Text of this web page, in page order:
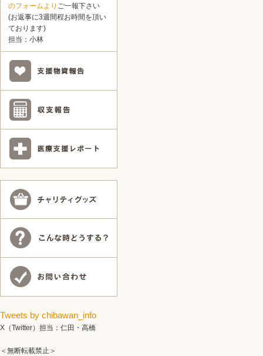
のフォームより ご一報下さい
(お返事に3週間程お時間を頂い
ております)
担当：小林
Tweets by chibawan_info
X（Twitter）担当：仁田・高橋
＜無断転載禁止＞